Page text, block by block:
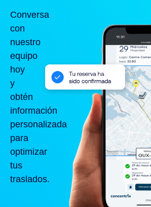
Conversa
con
nuestro
equipo
hoy
y
obtén
información
personalizada
para
optimizar
tus
traslados.